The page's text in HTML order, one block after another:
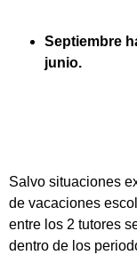
Septiembre
junio.
Salvo situaciones
de vacaciones
entre los 2 tutores
dentro de los